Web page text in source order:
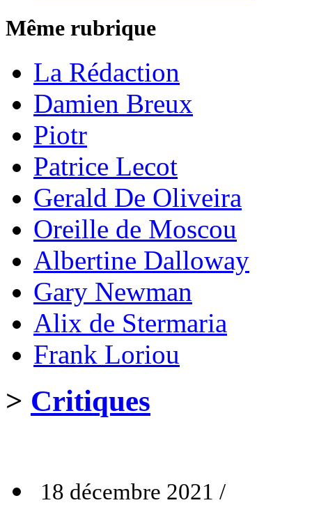
Même rubrique
La Rédaction
Damien Breux
Piotr
Patrice Lecot
Gerald De Oliveira
Oreille de Moscou
Albertine Dalloway
Gary Newman
Alix de Stermaria
Frank Loriou
> Critiques
18 décembre 2021 /